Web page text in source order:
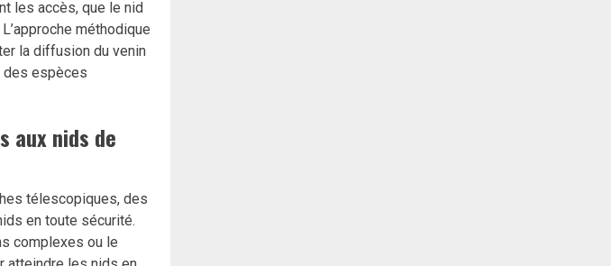
les accès, que le nid
méthodique
la diffusion du venin
des espèces
aux nids de
télescopiques, des
en toute sécurité.
complexes ou le